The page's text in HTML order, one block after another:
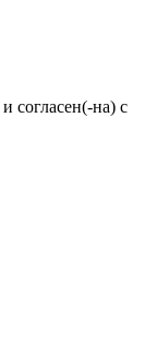
и согласен(-на) с